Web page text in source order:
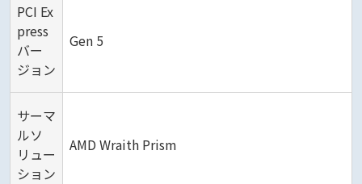
PCI Ex
press
バー
ジョン
Gen 5
サーマ
ルソ
リュー
ション
AMD Wraith Prism